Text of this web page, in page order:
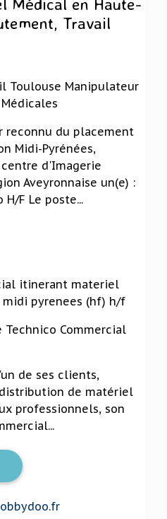
Travail
Toulouse Manipulateur
reconnu du placement
Midi-Pyrénées,
d'Imagerie
Aveyronnaise un(e) :
F Le poste...
itinerant materiel
pyrenees (hf) h/f
Technico Commercial
de ses clients,
de matériel
professionnels, son